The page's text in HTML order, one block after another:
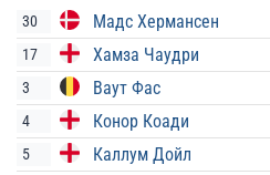
30 Мадс Хермансен
17 Хамза Чаудри
3 Ваут Фас
4 Конор Коади
5 Каллум Дойл